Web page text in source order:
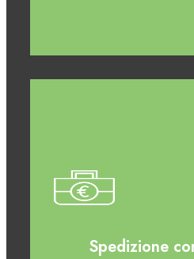
Spedizione